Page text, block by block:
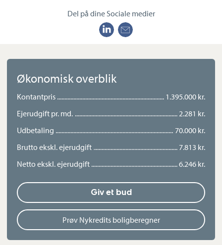
Til ejendommen hører desuden en carport samt et praktisk
udhus med gode opbevaringsmuligheder.
perfekt til jer, der ønsker at skabe jeres eget hjem i et populært
Del på dine Sociale medier
Økonomisk overblik
Kontantpris
1.395.000 kr.
Ejerudgift pr. md.
2.281 kr.
Udbetaling
70.000 kr.
Brutto ekskl. ejerudgift
7.813 kr.
Netto ekskl. ejerudgift
6.246 kr.
Giv et bud
Prøv Nykredits boligberegner